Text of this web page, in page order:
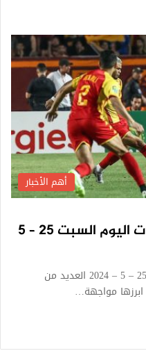
أهم الأخبار
الأهلي والترجي.. أبرز مباريات اليوم السبت 25 – 5
كتب- يسرى غازى تقام اليوم السبت 25 – 5 – 2024 العديد من
مواجهة…